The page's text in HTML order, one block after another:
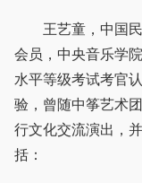
王艺童，中国民
会员，中央音乐学
水平等级考试考官
验，曾随中筝艺术
行文化交流演出，
括：